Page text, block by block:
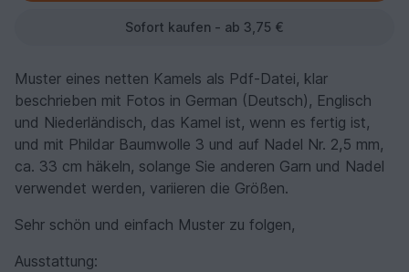
Sofort kaufen - ab 3,75 €
Muster eines netten Kamels als Pdf-Datei, klar
beschrieben mit Fotos in German (Deutsch), Englisch
und Niederländisch, das Kamel ist, wenn es fertig ist,
und mit Phildar Baumwolle 3 und auf Nadel Nr. 2,5 mm,
ca. 33 cm häkeln, solange Sie anderen Garn und Nadel
verwendet werden, variieren die Größen.
Sehr schön und einfach Muster zu folgen,
Ausstattung: